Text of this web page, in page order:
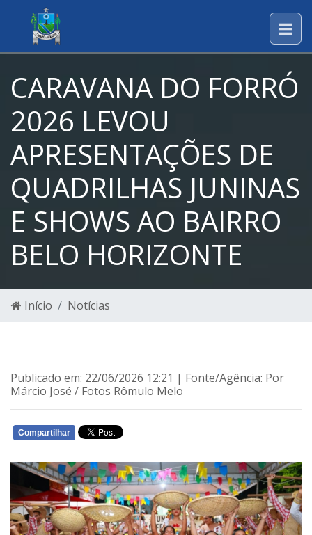
CARAVANA DO FORRÓ
2026 LEVOU
APRESENTAÇÕES DE
QUADRILHAS JUNINAS
E SHOWS AO BAIRRO
BELO HORIZONTE
Início Notícias
Publicado em: 22/06/2026 12:21 | Fonte/Agência: Por
Márcio José / Fotos Rômulo Melo
Compartilhar